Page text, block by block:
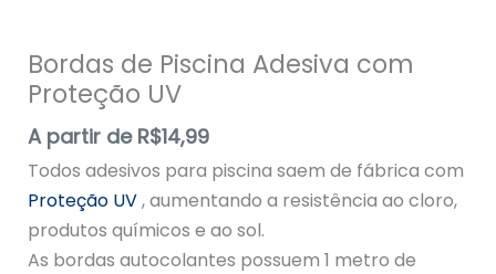
Bordas de Piscina Adesiva com
Proteção UV
A partir de R$14,99
Todos adesivos para piscina saem de fábrica com
Proteção UV, aumentando a resistência ao cloro,
produtos químicos e ao sol.
As bordas autocolantes possuem 1 metro de